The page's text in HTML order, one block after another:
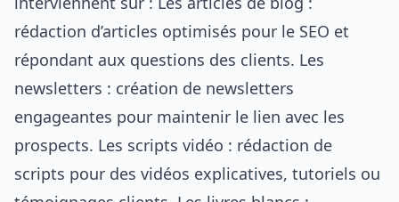
rédaction d’articles optimisés pour le SEO et
répondant aux questions des clients. Les
newsletters : création de newsletters
engageantes pour maintenir le lien avec les
prospects. Les scripts vidéo : rédaction de
scripts pour des vidéos explicatives, tutoriels ou